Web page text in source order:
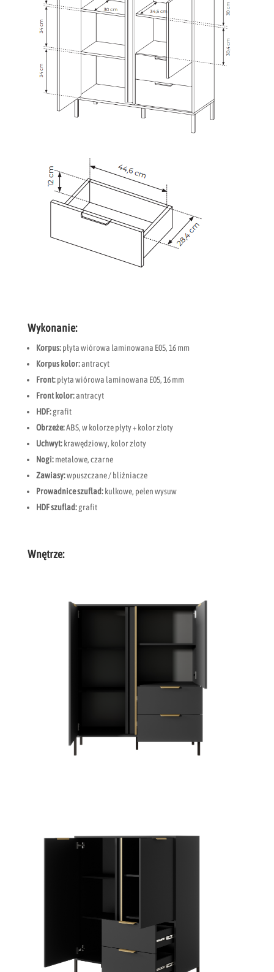
Wykonanie:
Korpus:płyta wiórowa laminowana E05, 16 mm
Korpus kolor:antracyt
Front:płyta wiórowa laminowana E05, 16 mm
Front kolor:antracyt
HDF:grafit
Obrzeże:ABS, w kolorze płyty + kolor złoty
Uchwyt:krawędziowy, kolor złoty
Nogi:metalowe, czarne
Zawiasy:wpuszczane / bliźniacze
Prowadnice szuflad:kulkowe, pełen wysuw
HDF szuflad:grafit
Wnętrze: